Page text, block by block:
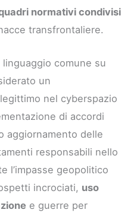
normativi condivisi
transfrontaliere.
linguaggio comune su
un
nel cyberspazio
di accordi
aggiornamento delle
responsabili nello
l’impasse geopolitico
incrociati, uso
e guerre per